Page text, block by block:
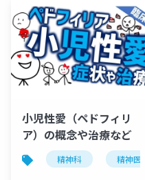
小児性愛（ペドフィリ
ア）の概念や治療など
精神科 精神医学